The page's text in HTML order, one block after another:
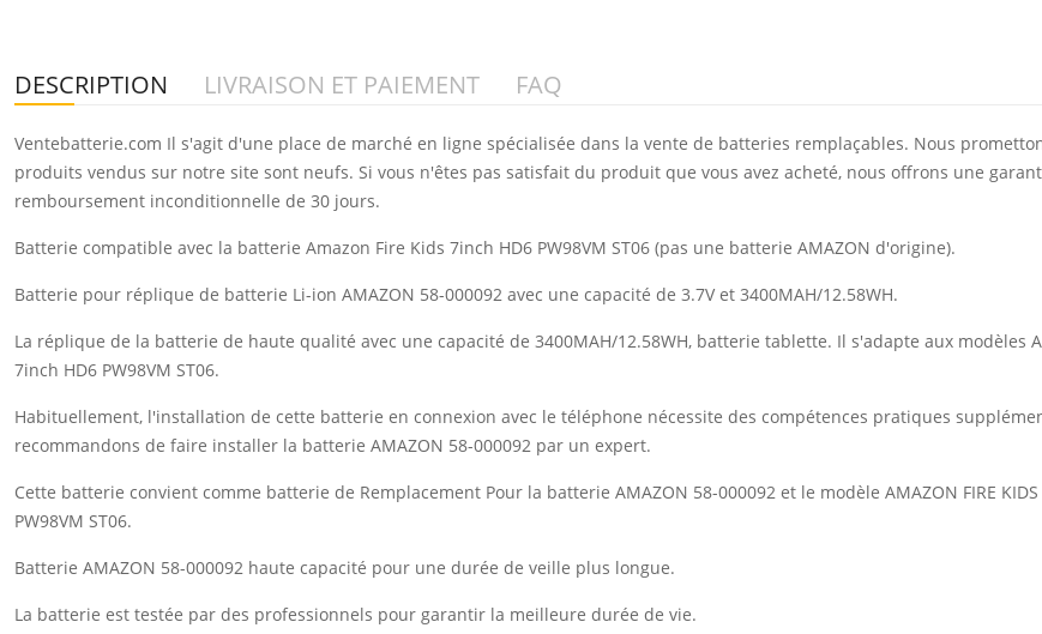
DESCRIPTION LIVRAISON ET PAIEMENT FAQ
Ventebatterie.com Il s'agit d'une place de marché en ligne spécialisée dans la vente de batteries remplaçables. Nous
produits vendus sur notre site sont neufs. Si vous n'êtes pas satisfait du produit que vous avez acheté, nous offrons une
remboursement inconditionnelle de 30 jours.
Batterie compatible avec la batterie Amazon Fire Kids 7inch HD6 PW98VM ST06 (pas une batterie AMAZON d'origine).
Batterie pour réplique de batterie Li-ion AMAZON 58-000092 avec une capacité de 3.7V et 3400MAH/12.58WH.
La réplique de la batterie de haute qualité avec une capacité de 3400MAH/12.58WH, batterie tablette. Il s'adapte aux modèles
7inch HD6 PW98VM ST06.
Habituellement, l'installation de cette batterie en connexion avec le téléphone nécessite des compétences pratiques
recommandons de faire installer la batterie AMAZON 58-000092 par un expert.
Cette batterie convient comme batterie de Remplacement Pour la batterie AMAZON 58-000092 et le modèle AMAZON FIRE KIDS
PW98VM ST06.
Batterie AMAZON 58-000092 haute capacité pour une durée de veille plus longue.
La batterie est testée par des professionnels pour garantir la meilleure durée de vie.